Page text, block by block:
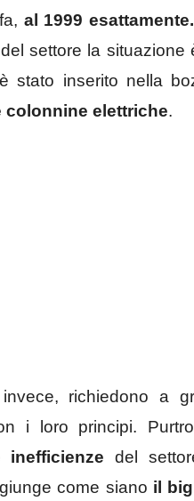
al 1999 esattamente.
settore la situazione
stato inserito nella
colonnine elettriche.
richiedono a
i loro principi.
inefficienze del
come siano il